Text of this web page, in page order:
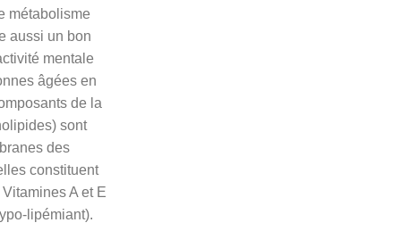
métabolisme
aussi un bon
mentale
âgées en
de la
sont
des
constituent
A et E
lipémiant).